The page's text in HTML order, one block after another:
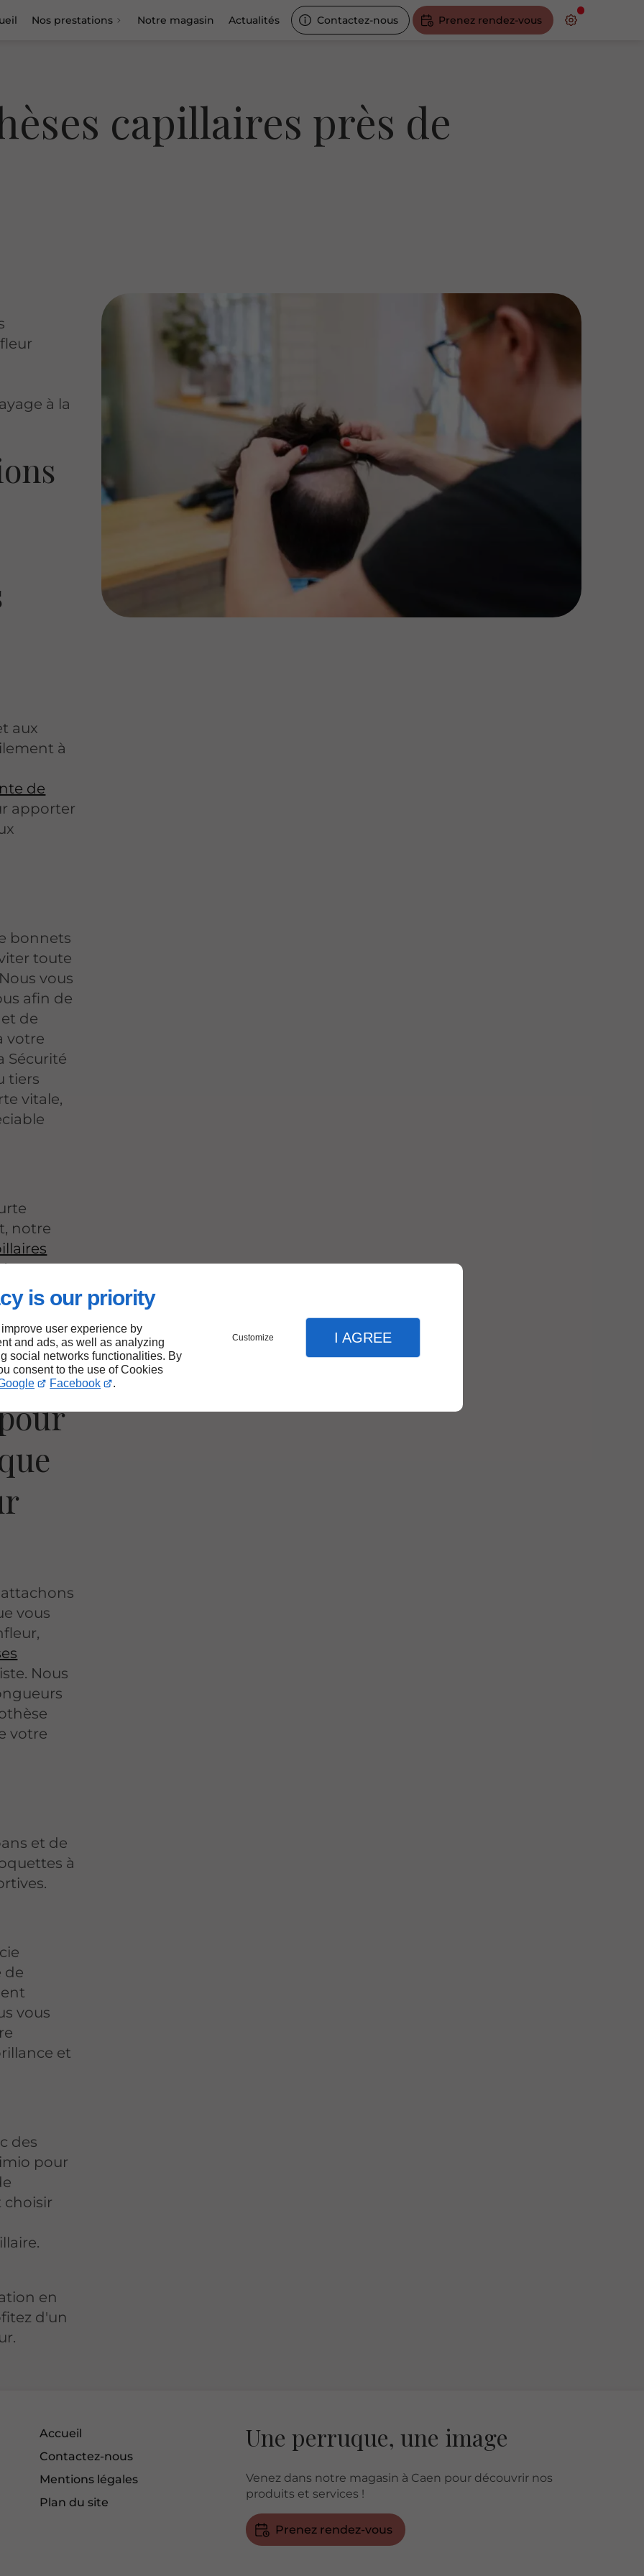
is our priority
user experience by
and ads, as well as analyzing
social networks functionalities. By
consent to the use of Cookies
Facebook .
Customize I AGREE
Nos prestations Notre magasin Actualités Contactez-nous Prenez rendez-vous
capillaires près de
à la
aux
à
de
apporter
bonnets
toute
vous
afin de
de
votre
Sécurité
tiers
vitale,
notre
de
tenue
vous
Nous
votre
et de
à
de
vous
et
des
pour
choisir
en
d'un
Accueil
Contactez-nous
Mentions légales
Plan du site
Une perruque, une image
Venez dans notre magasin à Caen pour découvrir nos
produits et services !
Prenez rendez-vous